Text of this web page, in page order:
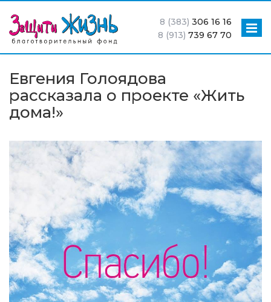
8 (383) 306 16 16
8 (913) 739 67 70
Евгения Голоядова
рассказала о проекте «Жить
дома!»